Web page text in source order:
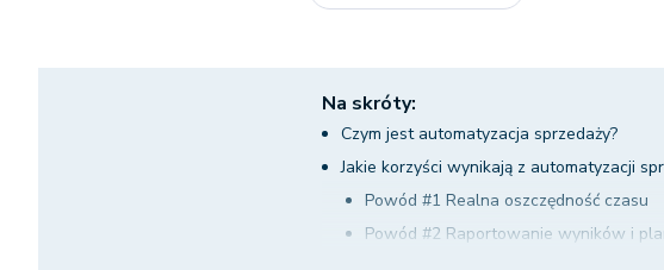
Na skróty:
Czym jest automatyzacja sprzedaży?
Jakie korzyści wynikają z automatyzacji
Powód #1 Realna oszczędność czasu
Powód #2 Raportowanie wyników i